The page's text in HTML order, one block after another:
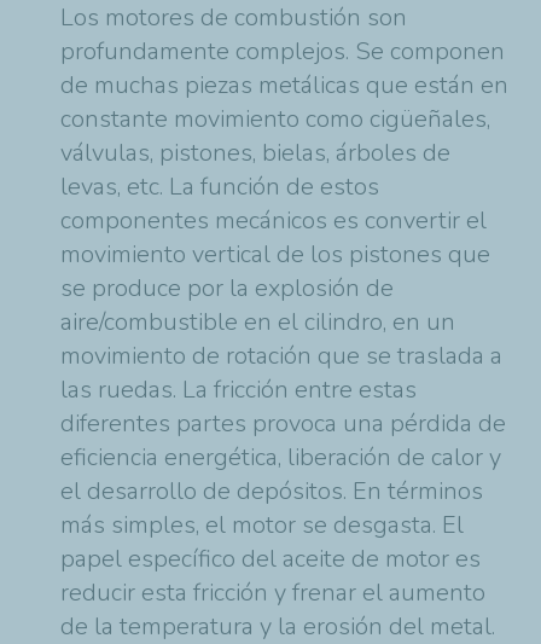
Los motores de combustión son
profundamente complejos. Se componen
de muchas piezas metálicas que están en
constante movimiento como cigüeñales,
válvulas, pistones, bielas, árboles de
levas, etc. La función de estos
componentes mecánicos es convertir el
movimiento vertical de los pistones que
se produce por la explosión de
aire/combustible en el cilindro, en un
movimiento de rotación que se traslada a
las ruedas. La fricción entre estas
diferentes partes provoca una pérdida de
eficiencia energética, liberación de calor y
el desarrollo de depósitos. En términos
más simples, el motor se desgasta. El
papel específico del aceite de motor es
reducir esta fricción y frenar el aumento
de la temperatura y la erosión del metal.